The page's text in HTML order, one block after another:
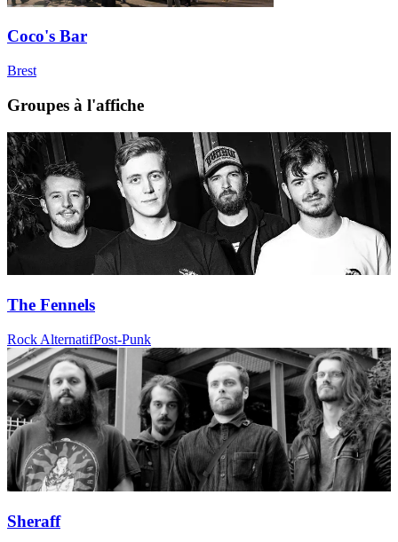
Coco's Bar
Brest
Groupes à l'affiche
The Fennels
Rock AlternatifPost-Punk
Sheraff